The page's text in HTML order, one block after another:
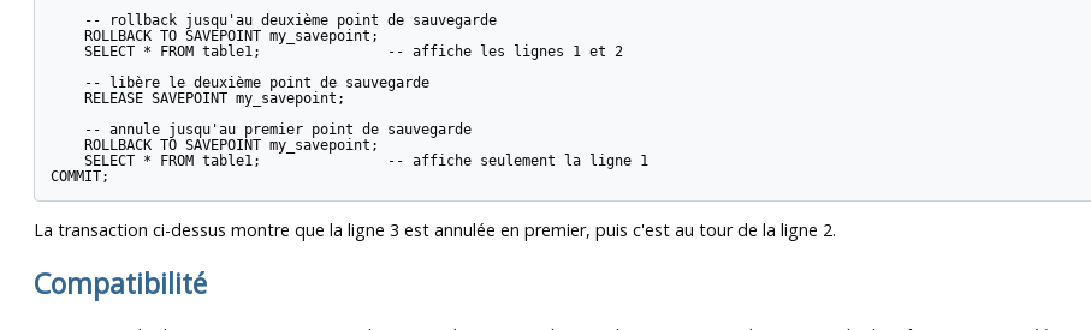
    -- rollback jusqu'au deuxième point de sauvegarde
    ROLLBACK TO SAVEPOINT my_savepoint;
    SELECT * FROM table1;               -- affiche les lignes 1 et 2
    -- libère le deuxième point de sauvegarde
    RELEASE SAVEPOINT my_savepoint;
    -- annule jusqu'au premier point de sauvegarde
    ROLLBACK TO SAVEPOINT my_savepoint;
    SELECT * FROM table1;               -- affiche seulement la ligne 1
La transaction ci-dessus montre que la ligne 3 est annulée en premier, puis c'est au tour de la ligne 2.
Compatibilité